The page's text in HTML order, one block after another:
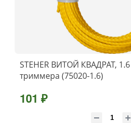
STEHER ВИТОЙ КВАДРАТ,
триммера (75020-1.6)
101 ₽